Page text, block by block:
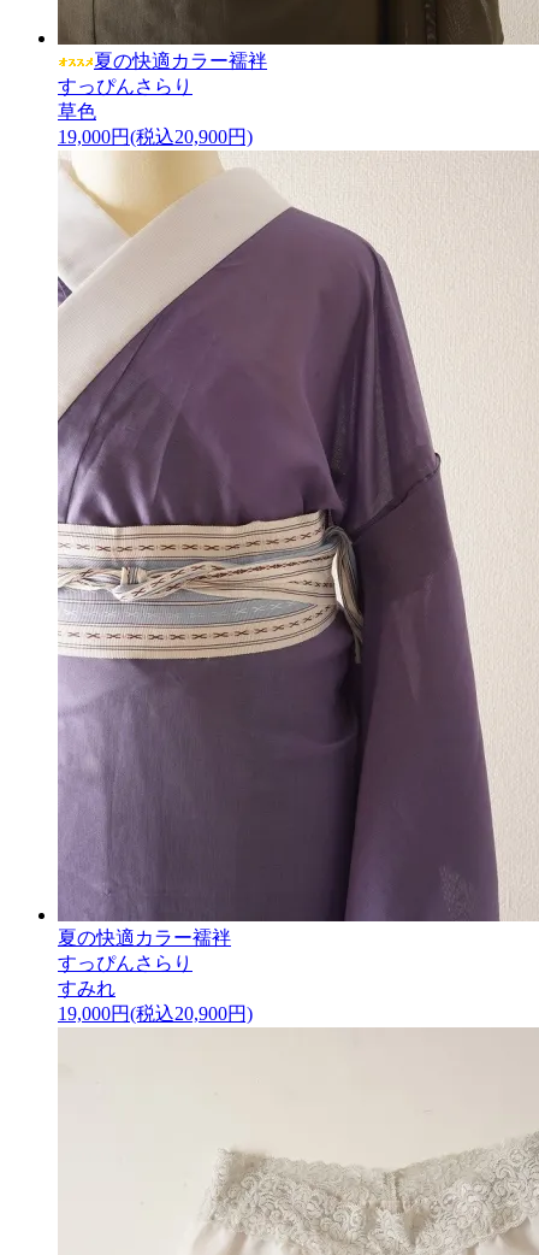
夏の快適カラー襦袢
すっぴんさらり
草色
19,000円(税込20,900円)
夏の快適カラー襦袢
すっぴんさらり
すみれ
19,000円(税込20,900円)